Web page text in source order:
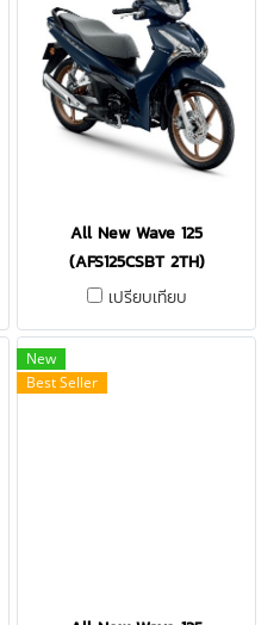
All New Wave 125
(AFS125CSBT 2TH)
เปรียบเทียบ
New
Best Seller